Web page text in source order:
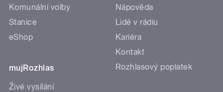
Komunální volby
Stanice
eShop
mujRozhlas
Živé vysílání
Nápověda
Lidé v rádiu
Kariéra
Kontakt
Rozhlasový poplatek